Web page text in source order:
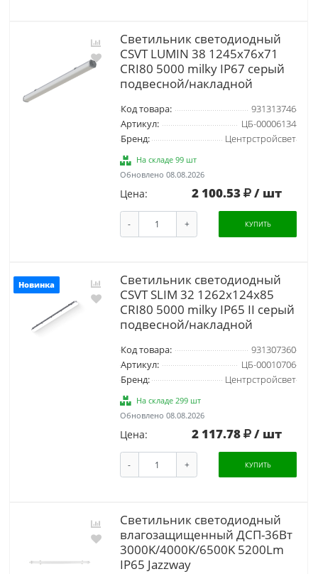
Светильник светодиодный
CSVT LUMIN 38 1245х76х71
CRI80 5000 milky IP67 серый
подвесной/накладной
Код товара:
931313746
Артикул:
ЦБ-00006134
Бренд:
Центрстройсвет
На складе 99 шт
Обновлено 08.08.2026
Цена: 2 100.53 / шт
- + КУПИТЬ
Новинка
Светильник светодиодный
CSVT SLIM 32 1262х124х85
CRI80 5000 milky IP65 II серый
подвесной/накладной
Код товара:
931307360
Артикул:
ЦБ-00010706
Бренд:
Центрстройсвет
На складе 299 шт
Обновлено 08.08.2026
Цена: 2 117.78 / шт
- + КУПИТЬ
Светильник светодиодный
влагозащищенный ДСП-36Вт
3000K/4000K/6500K 5200Lm
IP65 Jazzway